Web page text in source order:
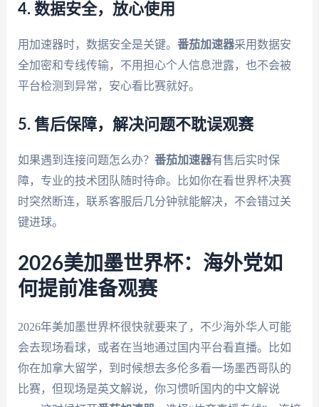
4. 数据安全，放心使用
用加速器时，数据安全是关键。 番茄加速器采用数据安
全加密和专线传输，不用担心个人信息泄露，也不会被
平台检测到异常，安心看比赛就好。
5. 售后保障，解决问题不耽误观赛
如果遇到连接问题怎么办？ 番茄加速器有售后实时保
障，专业的技术团队随时待命。比如你在看世界杯决赛
时突然断连，联系客服后几分钟就能解决，不会错过关
键进球。
2026美加墨世界杯：海外党如
何提前准备观赛
2026年美加墨世界杯很快就要来了，不少海外华人可能
会去现场看球，或者在当地通过国内平台看直播。比如
你在加拿大留学，到时候想去多伦多看一场墨西哥队的
比赛，但现场是英文解说，你习惯听国内的中文解说